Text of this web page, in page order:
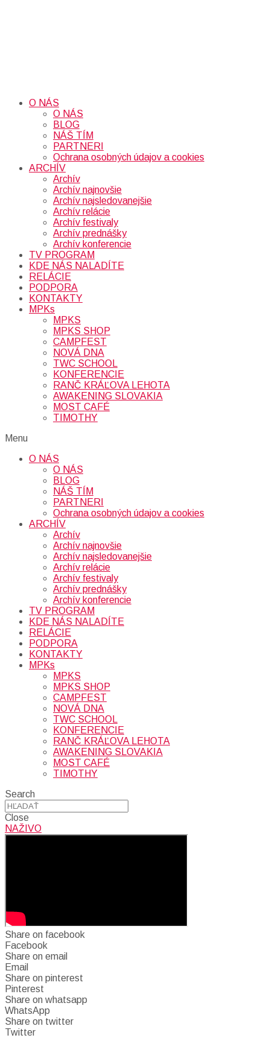
O NÁS
O NÁS
BLOG
NÁŠ TÍM
PARTNERI
Ochrana osobných údajov a cookies
ARCHÍV
Archív
Archív najnovšie
Archív najsledovanejšie
Archív relácie
Archív festivaly
Archív prednášky
Archív konferencie
TV PROGRAM
KDE NÁS NALADÍTE
RELÁCIE
PODPORA
KONTAKTY
MPKs
MPKS
MPKS SHOP
CAMPFEST
NOVÁ DNA
TWC SCHOOL
KONFERENCIE
RANČ KRÁĽOVA LEHOTA
AWAKENING SLOVAKIA
MOST CAFÉ
TIMOTHY
Menu
O NÁS
O NÁS
BLOG
NÁŠ TÍM
PARTNERI
Ochrana osobných údajov a cookies
ARCHÍV
Archív
Archív najnovšie
Archív najsledovanejšie
Archív relácie
Archív festivaly
Archív prednášky
Archív konferencie
TV PROGRAM
KDE NÁS NALADÍTE
RELÁCIE
PODPORA
KONTAKTY
MPKs
MPKS
MPKS SHOP
CAMPFEST
NOVÁ DNA
TWC SCHOOL
KONFERENCIE
RANČ KRÁĽOVA LEHOTA
AWAKENING SLOVAKIA
MOST CAFÉ
TIMOTHY
Search
Close
NAŽIVO
Share on facebook
Facebook
Share on email
Email
Share on pinterest
Pinterest
Share on whatsapp
WhatsApp
Share on twitter
Twitter